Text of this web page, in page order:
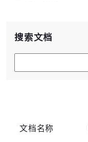
搜索文档